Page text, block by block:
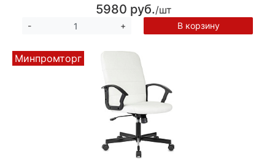
5980 руб./шт
- + В корзину
Минпромторг